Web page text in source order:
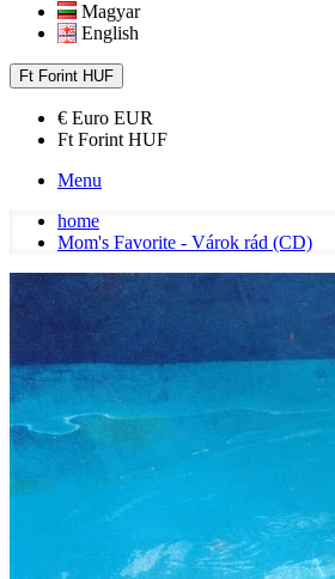
Magyar
English
Ft Forint HUF
€ Euro EUR
Ft Forint HUF
Menu
home
Mom's Favorite - Várok rád (CD)